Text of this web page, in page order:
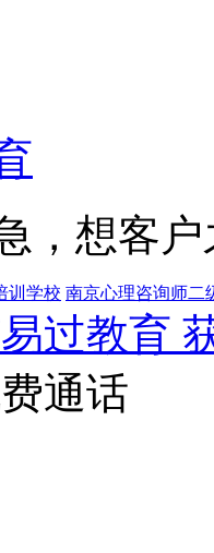
，想客
训学校 南京心理咨询师二
过教育
通话